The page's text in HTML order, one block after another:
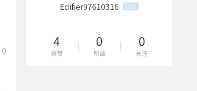
0
Edifier97610316 LV.1
4
获赞
0
粉丝
0
关注